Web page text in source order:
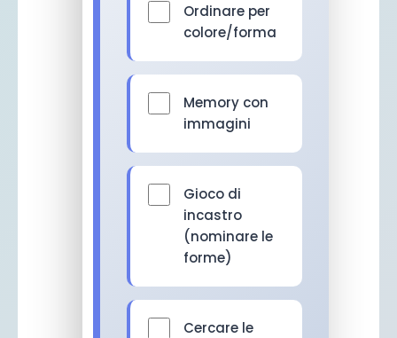
Ordinare per
colore/forma
Memory con
immagini
Gioco di
incastro
(nominare le
forme)
Cercare le